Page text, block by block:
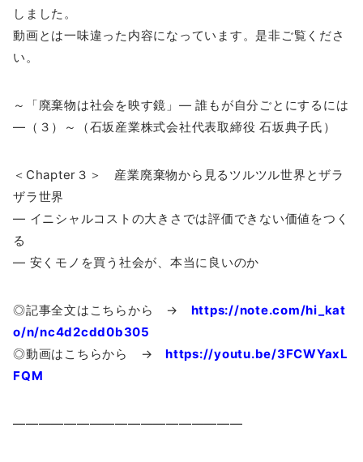
しました。
動画とは一味違った内容になっています。是非ご覧くださ
い。
～「廃棄物は社会を映す鏡」― 誰もが自分ごとにするには
―（３）～（石坂産業株式会社代表取締役 石坂典子氏）
＜Chapter３＞ 産業廃棄物から見るツルツル世界とザラ
ザラ世界
― イニシャルコストの大きさでは評価できない価値をつく
る
― 安くモノを買う社会が、本当に良いのか
◎記事全文はこちらから → https://note.com/hi_kat
o/n/nc4d2cdd0b305
◎動画はこちらから → https://youtu.be/3FCWYaxL
FQM
——————————————————